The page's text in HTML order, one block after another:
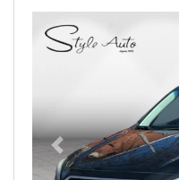
Previous